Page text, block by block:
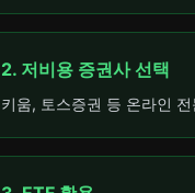
2. 저비용 증권사 선택
키움, 토스증권 등 온라인